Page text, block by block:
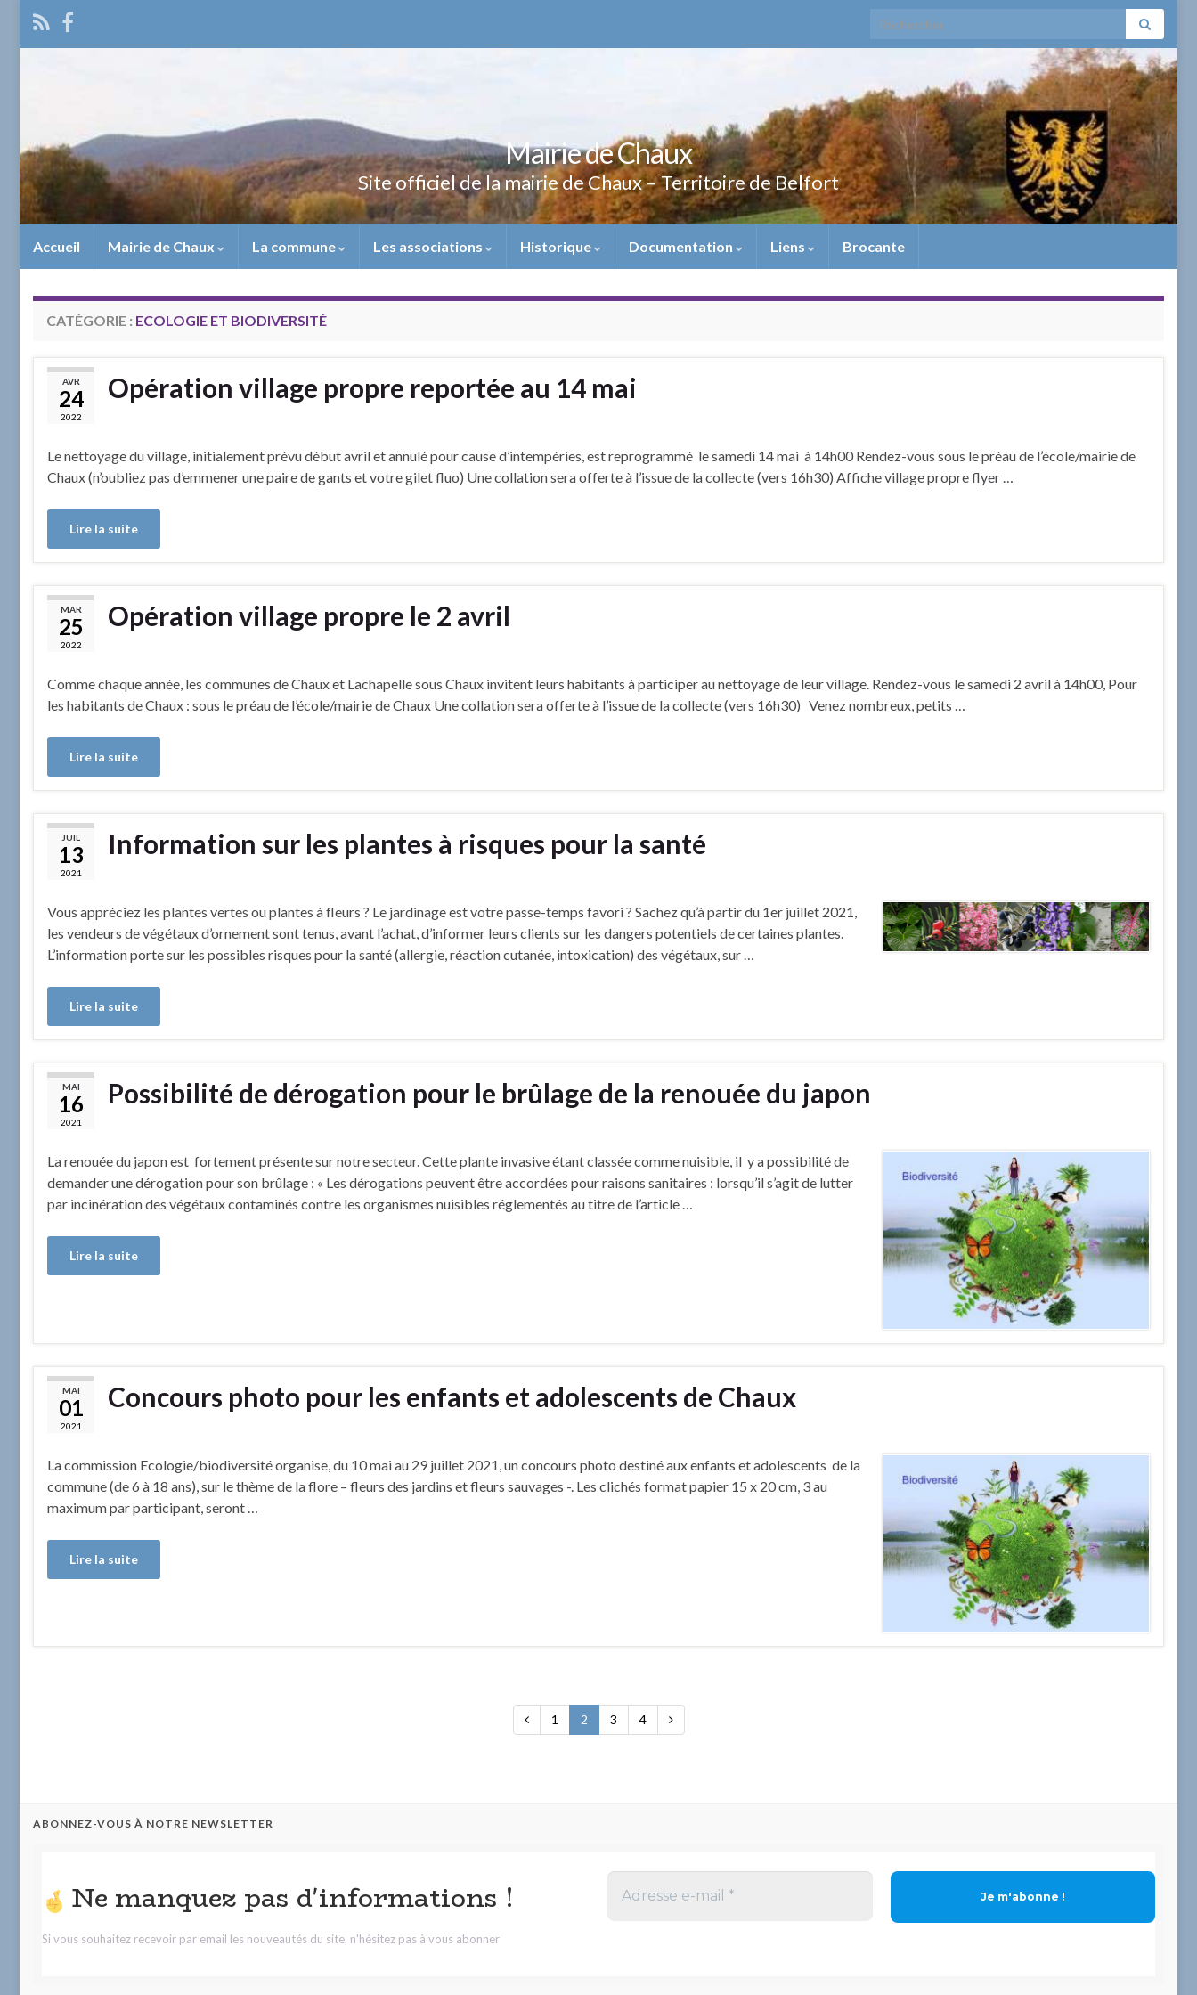
Search for:
Mairie de Chaux
Site officiel de la mairie de Chaux – Territoire de Belfort
Accueil Mairie de Chaux La commune Les associations Historique Documentation Liens Brocante
CATÉGORIE : ECOLOGIE ET BIODIVERSITÉ
AVR
24
2022
Opération village propre reportée au 14 mai
Le nettoyage du village, initialement prévu début avril et annulé pour cause d’intempéries, est reprogrammé le samedi 14 mai à 14h00 Rendez-vous sous le préau de l’école/mairie de
Chaux (n’oubliez pas d’emmener une paire de gants et votre gilet fluo) Une collation sera offerte à l’issue de la collecte (vers 16h30) Affiche village propre flyer …
Lire la suite
MAR
25
2022
Opération village propre le 2 avril
Comme chaque année, les communes de Chaux et Lachapelle sous Chaux invitent leurs habitants à participer au nettoyage de leur village. Rendez-vous le samedi 2 avril à 14h00, Pour
les habitants de Chaux : sous le préau de l’école/mairie de Chaux Une collation sera offerte à l’issue de la collecte (vers 16h30) Venez nombreux, petits …
Lire la suite
JUIL
13
2021
Information sur les plantes à risques pour la santé
Vous appréciez les plantes vertes ou plantes à fleurs ? Le jardinage est votre passe-temps favori ? Sachez qu’à partir du 1er juillet 2021,
les vendeurs de végétaux d’ornement sont tenus, avant l’achat, d’informer leurs clients sur les dangers potentiels de certaines plantes.
L’information porte sur les possibles risques pour la santé (allergie, réaction cutanée, intoxication) des végétaux, sur …
Lire la suite
MAI
16
2021
Possibilité de dérogation pour le brûlage de la renouée du japon
La renouée du japon est fortement présente sur notre secteur. Cette plante invasive étant classée comme nuisible, il y a possibilité de
demander une dérogation pour son brûlage : « Les dérogations peuvent être accordées pour raisons sanitaires : lorsqu’il s’agit de lutter
par incinération des végétaux contaminés contre les organismes nuisibles réglementés au titre de l’article …
Lire la suite
MAI
01
2021
Concours photo pour les enfants et adolescents de Chaux
La commission Ecologie/biodiversité organise, du 10 mai au 29 juillet 2021, un concours photo destiné aux enfants et adolescents de la
commune (de 6 à 18 ans), sur le thème de la flore – fleurs des jardins et fleurs sauvages -. Les clichés format papier 15 x 20 cm, 3 au
maximum par participant, seront …
Lire la suite
1 2 3 4
ABONNEZ-VOUS À NOTRE NEWSLETTER
Ne manquez pas d'informations !
Si vous souhaitez recevoir par email les nouveautés du site, n'hésitez pas à vous abonner